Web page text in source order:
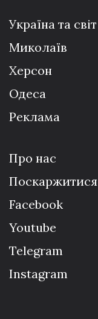
Україна та світ
Миколаїв
Херсон
Одеса
Реклама
Про нас
Поскаржитися
Facebook
Youtube
Telegram
Instagram